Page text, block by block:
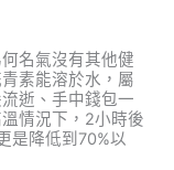
名氣沒有其他健
素能溶於水，屬
逝、手中錢包一
情況下，2小時後
是降低到70%以